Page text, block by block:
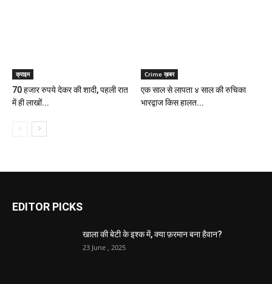
क्राइम
70 हजार रुपये देकर की शादी, पहली रात
में ही लाखों...
Crime ख़बर
एक साल से लापता ४ साल की रुचिका
भारद्वाज किस हालत...
EDITOR PICKS
खाला की बेटी के इश्क में, क्या फ़रमान बना हैवान?
23 June , 2025